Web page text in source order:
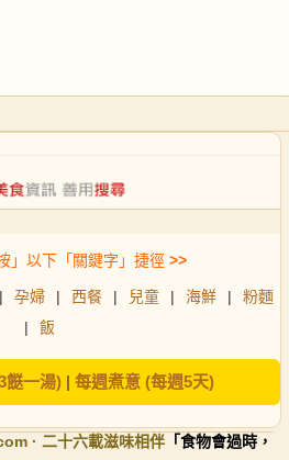
」以下「關鍵字」捷徑 >>
| 孕婦 | 西餐 | 兒童 | 海鮮 |
粉麵
|
飯
餸一湯)| 每週煮意 (每週5天)
· 二十六載滋味相伴 「食物會過時，